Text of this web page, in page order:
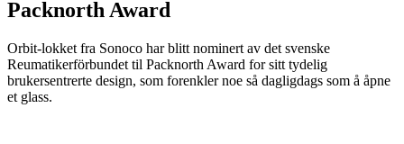
Packnorth Award
Orbit-lokket fra Sonoco har blitt nominert av det svenske
Reumatikerförbundet til Packnorth Award for sitt tydelig
brukersentrerte design, som forenkler noe så dagligdags som å åpne
et glass.